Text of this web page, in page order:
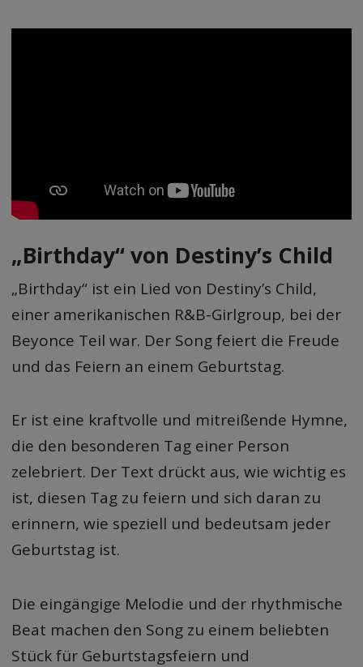
„Birthday“ von Destiny’s Child
„Birthday“ ist ein Lied von Destiny’s Child,
einer amerikanischen R&B-Girlgroup, bei der
Beyonce Teil war. Der Song feiert die Freude
und das Feiern an einem Geburtstag.
Er ist eine kraftvolle und mitreißende Hymne,
die den besonderen Tag einer Person
zelebriert. Der Text drückt aus, wie wichtig es
ist, diesen Tag zu feiern und sich daran zu
erinnern, wie speziell und bedeutsam jeder
Geburtstag ist.
Die eingängige Melodie und der rhythmische
Beat machen den Song zu einem beliebten
Stück für Geburtstagsfeiern und